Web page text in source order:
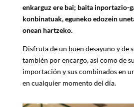
enkarguz ere bai; baita inportazio-
konbinatuak,eguneko edozein
onean hartzeko.
Disfruta de un buen desayuno y de
también por encargo, así como de
importación y sus combinados en
en cualquier momento del día.